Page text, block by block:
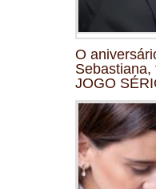
O
Sebastiana,
JOGO